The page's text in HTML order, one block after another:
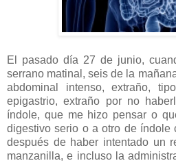
El pasado día 27 de junio,
serrano matinal, seis de la
abdominal intenso, extraño,
epigastrio, extraño por no
índole, que me hizo pensar o
digestivo serio o a otro de índole
después de haber intentado un
manzanilla, e incluso la